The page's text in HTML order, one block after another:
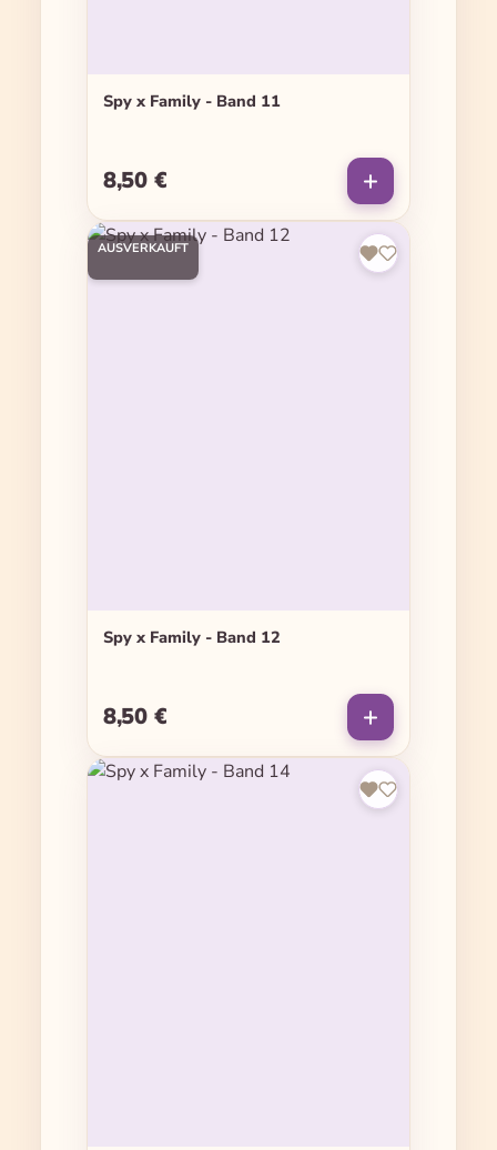
Spy x Family - Band 11
Regulärer Preis:
8,50 €
AUSVERKAUFT
Spy x Family - Band 12
Regulärer Preis:
8,50 €